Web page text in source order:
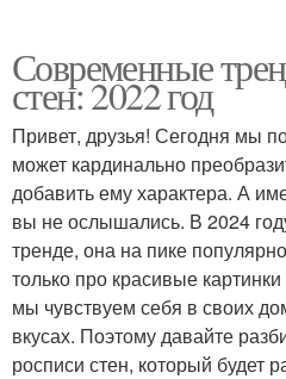
Современные
стен: 2022 год
Привет, друзья! Сегодня мы
может кардинально
добавить ему характера. А
вы не ослышались. В 2024
тренде, она на пике
только про красивые
мы чувствуем себя в своих
вкусах. Поэтому давайте
росписи стен, который будет